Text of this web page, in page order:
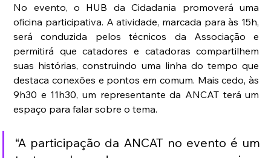
No evento, o HUB da Cidadania promoverá uma
oficina participativa. A atividade, marcada para às 15h,
será conduzida pelos técnicos da Associação e
permitirá que catadores e catadoras compartilhem
suas histórias, construindo uma linha do tempo que
destaca conexões e pontos em comum. Mais cedo, às
9h30 e 11h30, um representante da ANCAT terá um
espaço para falar sobre o tema.
“A participação da ANCAT no evento é um